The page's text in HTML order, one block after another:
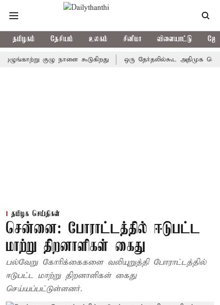
தமிழகம் தேசியம் உலகம் சினிமா விளையாட்டு
குழு நாளை கூடுகிறது ஒரு தேர்தலில்கூட அதிமுக
தமிழக செய்திகள்
சென்னை: போராட்டத்தில் ஈடுபட்ட
மாற்று திறனாளிகள் கைது
பல்வேறு கோரிக்கைகளை வலியுறுத்தி போராட்டத்தில்
ஈடுபட்ட மாற்று திறனாளிகள் கைது
செய்யப்பட்டுள்ளனர்.